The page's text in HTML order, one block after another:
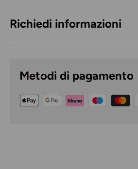
Richiedi informazioni
Metodi di pagamento